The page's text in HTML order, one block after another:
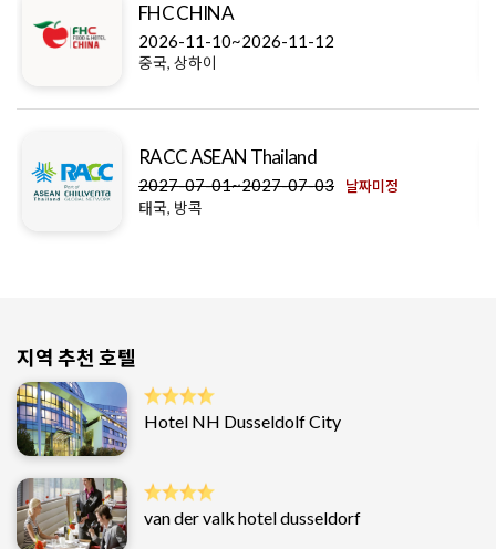
FHC CHINA
2026-11-10~2026-11-12
중국, 상하이
RACC ASEAN Thailand
2027-07-01~2027-07-03 날짜미정
태국, 방콕
지역 추천 호텔
Hotel NH Dusseldolf City
van der valk hotel dusseldorf